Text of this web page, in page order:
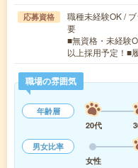
応募資格
職種未経験OK /
要
■無資格・未経験
以上採用予定！■
職場の雰囲気
年齢層
20代
男女比率
女性